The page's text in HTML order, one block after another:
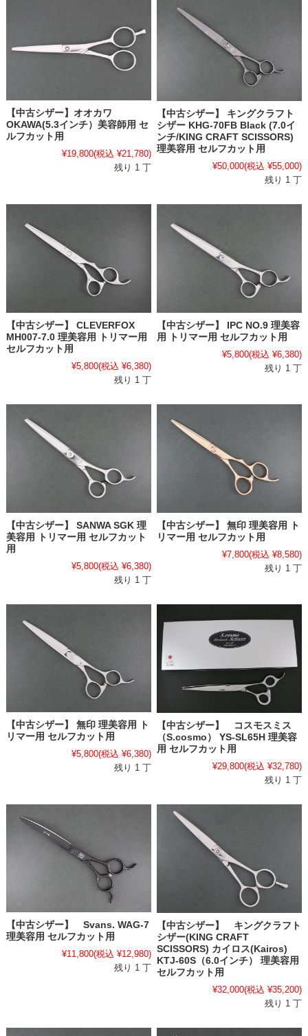
【中古シザー】オオカワ
OKAWA(5.3インチ）美容師用 セ
ルフカット用
¥19,800(税込 ¥21,780)
残り 1 丁
【中古シザー】 キングクラフト
シザー KHG-70FB Black (7.0イ
ンチ/KING CRAFT SCISSORS)
理美容用 セルフカット用
¥50,000(税込 ¥55,000)
残り 1 丁
【中古シザー】 CLEVERFOX
MH007-7.0 理美容用 トリマー用
セルフカット用
¥5,800(税込 ¥6,380)
残り 1 丁
【中古シザー】 IPC NO.9 理美容
用 トリマー用 セルフカット用
¥5,800(税込 ¥6,380)
残り 1 丁
【中古シザー】 SANWA SGK 理
美容用 トリマー用 セルフカット
用
¥5,800(税込 ¥6,380)
残り 1 丁
【中古シザー】 無印 理美容用 ト
リマー用 セルフカット用
¥7,800(税込 ¥8,580)
残り 1 丁
【中古シザー】 無印 理美容用 ト
リマー用 セルフカット用
¥5,800(税込 ¥6,380)
残り 1 丁
【中古シザー】 コスモスミス
（S.cosmo） YS-SL65H 理美容
用 セルフカット用
¥29,800(税込 ¥32,780)
残り 1 丁
【中古シザー】 Svans. WAG-7
理美容用 セルフカット用
¥11,800(税込 ¥12,980)
残り 1 丁
【中古シザー】 キングクラフト
シザー(KING CRAFT
SCISSORS) カイロス(Kairos)
KTJ-60S（6.0インチ） 理美容用
セルフカット用
¥32,000(税込 ¥35,200)
残り 1 丁